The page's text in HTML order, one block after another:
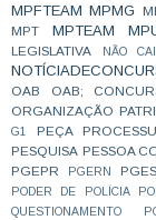
MPFTEAM MPMG
MPT
MPTEAM
LEGISLATIVA
NÃO
OAB OAB;
ORGANIZAÇÃO
G1
PEÇA
PESQUISA PESSOA
PGEPR PGERN
PODER DE POLÍCIA
QUESTIONAMENTO